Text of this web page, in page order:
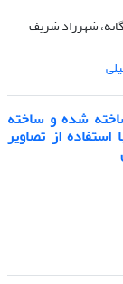
شهرزاد شریف
شده و ساخته
از تصاویر